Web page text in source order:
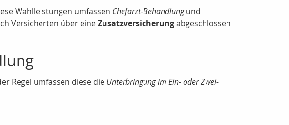
Wahlleistungen umfassen Chefarzt-Behandlungund
Versicherten über eineZusatzversicherungabgeschlossen
Regel umfassen diese die Unterbringung im Ein- oder Zwei-